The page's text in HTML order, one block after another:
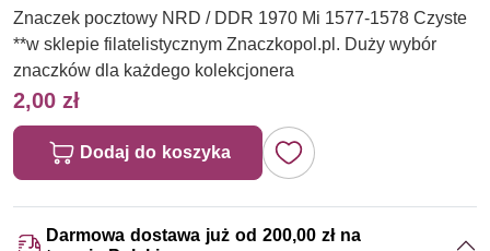
Znaczek pocztowy NRD / DDR 1970 Mi 1577-1578 Czyste
**w sklepie filatelistycznym Znaczkopol.pl. Duży wybór
znaczków dla każdego kolekcjonera
2,00 zł
Dodaj do koszyka
Darmowa dostawa już od 200,00 zł na